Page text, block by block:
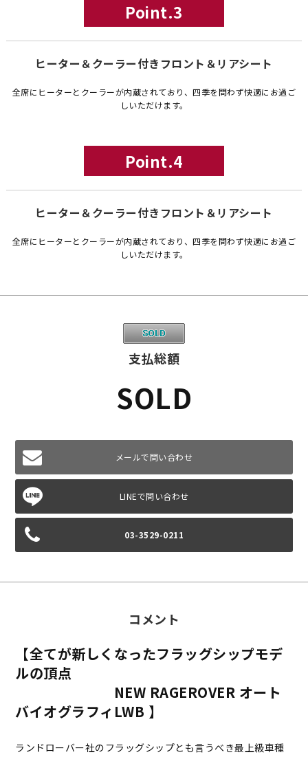
Point.3
ヒーター＆クーラー付きフロント＆リアシート
全席にヒーターとクーラーが内蔵されており、四季を問わず快適にお過ご
しいただけます。
Point.4
ヒーター＆クーラー付きフロント＆リアシート
全席にヒーターとクーラーが内蔵されており、四季を問わず快適にお過ご
しいただけます。
支払総額
SOLD
メールで問い合わせ
03-3529-0211
コメント
【全てが新しくなったフラッグシップモデ
ルの頂点
NEW RAGEROVER オート
バイオグラフィLWB 】
ランドローバー社のフラッグシップとも言うべき最上級車種